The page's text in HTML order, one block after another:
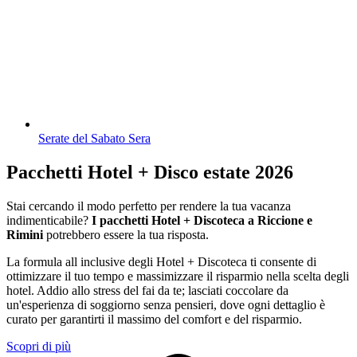
Serate del Sabato Sera
Pacchetti Hotel + Disco estate 2026
Stai cercando il modo perfetto per rendere la tua vacanza
indimenticabile? I pacchetti Hotel + Discoteca a Riccione e
Rimini potrebbero essere la tua risposta.
La formula all inclusive degli Hotel + Discoteca ti consente di
ottimizzare il tuo tempo e massimizzare il risparmio nella scelta degli
hotel. Addio allo stress del fai da te; lasciati coccolare da
un'esperienza di soggiorno senza pensieri, dove ogni dettaglio è
curato per garantirti il massimo del comfort e del risparmio.
Scopri di più